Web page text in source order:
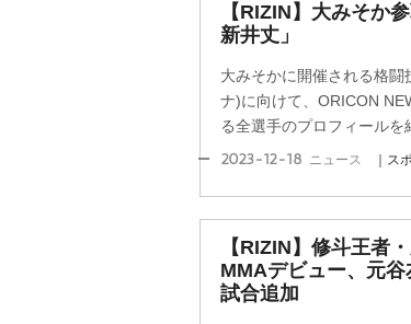
【RIZIN】大みそか
新井丈」
大みそかに開催される格
ナ)に向けて、ORICON
る全選手のプロフィールを
2023-12-18 ニュース ｜ス
【RIZIN】修斗王者
MMAデビュー、元
試合追加